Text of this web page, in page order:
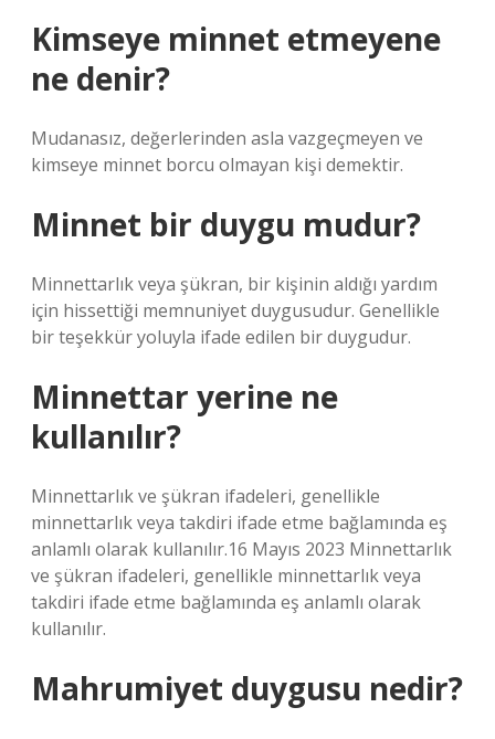
Kimseye minnet etmeyene
ne denir?
Mudanasız, değerlerinden asla vazgeçmeyen ve
kimseye minnet borcu olmayan kişi demektir.
Minnet bir duygu mudur?
Minnettarlık veya şükran, bir kişinin aldığı yardım
için hissettiği memnuniyet duygusudur. Genellikle
bir teşekkür yoluyla ifade edilen bir duygudur.
Minnettar yerine ne
kullanılır?
Minnettarlık ve şükran ifadeleri, genellikle
minnettarlık veya takdiri ifade etme bağlamında eş
anlamlı olarak kullanılır.16 Mayıs 2023 Minnettarlık
ve şükran ifadeleri, genellikle minnettarlık veya
takdiri ifade etme bağlamında eş anlamlı olarak
kullanılır.
Mahrumiyet duygusu nedir?